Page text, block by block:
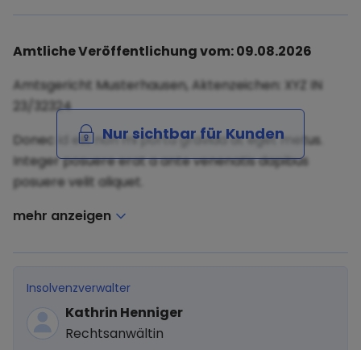
Amtliche Veröffentlichung vom: 09.08.2026
Amtsgericht Musterhausen, Aktenzeichen: XYZ IN
23/32324
Donec id elit non mi porta gravida at eget metus.
Integer posuere erat a ante venenatis dapibus
posuere velit aliquet.
Nur sichtbar für Kunden
mehr anzeigen
Insolvenzverwalter
Kathrin Henniger
Rechtsanwältin